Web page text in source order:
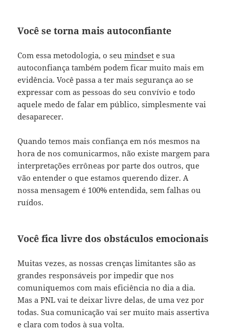
Você se torna mais autoconfiante
Com essa metodologia, o seumindset e sua
autoconfiança também podem ficar muito mais em
evidência. Você passa a ter mais segurança ao se
expressar com as pessoas do seu convívio e todo
aquele medo de falar em público, simplesmente vai
desaparecer.
Quando temos mais confiança em nós mesmos na
hora de nos comunicarmos, não existe margem para
interpretações errôneas por parte dos outros, que
vão entender o que estamos querendo dizer. A
nossa mensagem é 100% entendida, sem falhas ou
ruídos.
Você fica livre dos obstáculos emocionais
Muitas vezes, as nossas crenças limitantes são as
grandes responsáveis por impedir que nos
comuniquemos com mais eficiência no dia a dia.
Mas a PNL vai te deixar livre delas, de uma vez por
todas. Sua comunicação vai ser muito mais assertiva
e clara com todos à sua volta.